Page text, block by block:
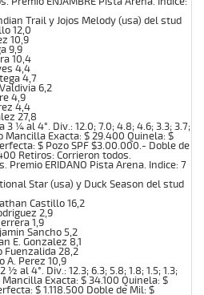
Trail y Jojos Melody (usa) del stud
12,0
10,9
9,9
10,4
4,4
4,7
6,2
4,9
4,4
27,8
3 ¼ al 4°. Div.: 12.0; 7.0; 4.8; 4.6; 3.3; 3.7;
Mancilla Exacta: $ 29.400 Quinela: $
$ Pozo SPF $3.00.000.- Doble de
Retiros: Corrieron todos.
Premio ERIDANO Pista Arena. Indice: 7
Star (usa) y Duck Season del stud
Castillo 16,2
2,9
1,9
Sancho 5,2
E. Gonzalez 8,1
Fuenzalida 28,2
A. Perez 10,9
½ al 4°. Div.: 12.3; 6.3; 5.8; 1.8; 1.5; 1.3;
Exacta: $ 34.100 Quinela: $
$ 1.118.500 Doble de Mil: $